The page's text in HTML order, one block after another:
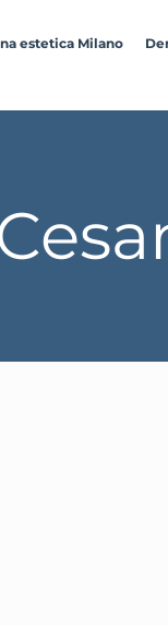
estetica Milano